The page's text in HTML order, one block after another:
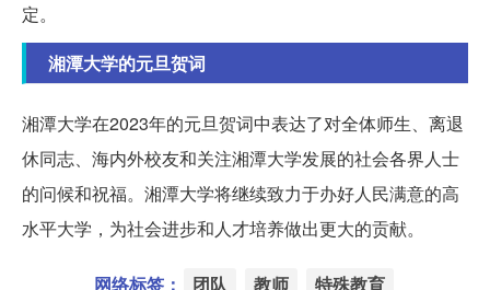
定。
湘潭大学的元旦贺词
湘潭大学在2023年的元旦贺词中表达了对全体师生、离退
休同志、海内外校友和关注湘潭大学发展的社会各界人士
的问候和祝福。湘潭大学将继续致力于办好人民满意的高
水平大学，为社会进步和人才培养做出更大的贡献。
网络标签： 团队 教师 特殊教育